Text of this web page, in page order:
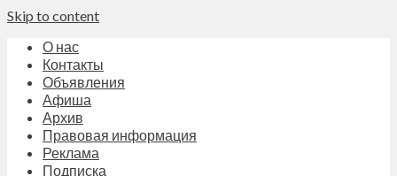
Skip to content
О нас
Контакты
Объявления
Афиша
Архив
Правовая информация
Реклама
Подписка